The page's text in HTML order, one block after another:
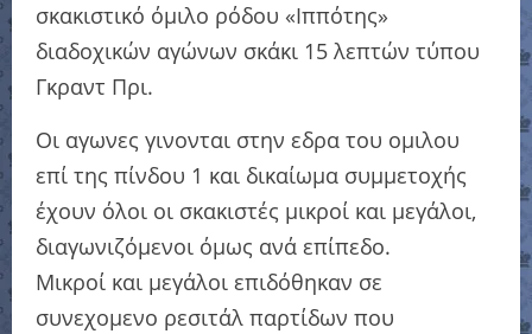
σκακιστικό όμιλο ρόδου «Ιππότης»
διαδοχικών αγώνων σκάκι 15 λεπτών τύπου
Γκραντ Πρι.
Οι αγωνες γινονται στην εδρα του ομιλου
επί της πίνδου 1 και δικαίωμα συμμετοχής
έχουν όλοι οι σκακιστές μικροί και μεγάλοι,
διαγωνιζόμενοι όμως ανά επίπεδο.
Μικροί και μεγάλοι επιδόθηκαν σε
συνεχομενο ρεσιτάλ παρτίδων που